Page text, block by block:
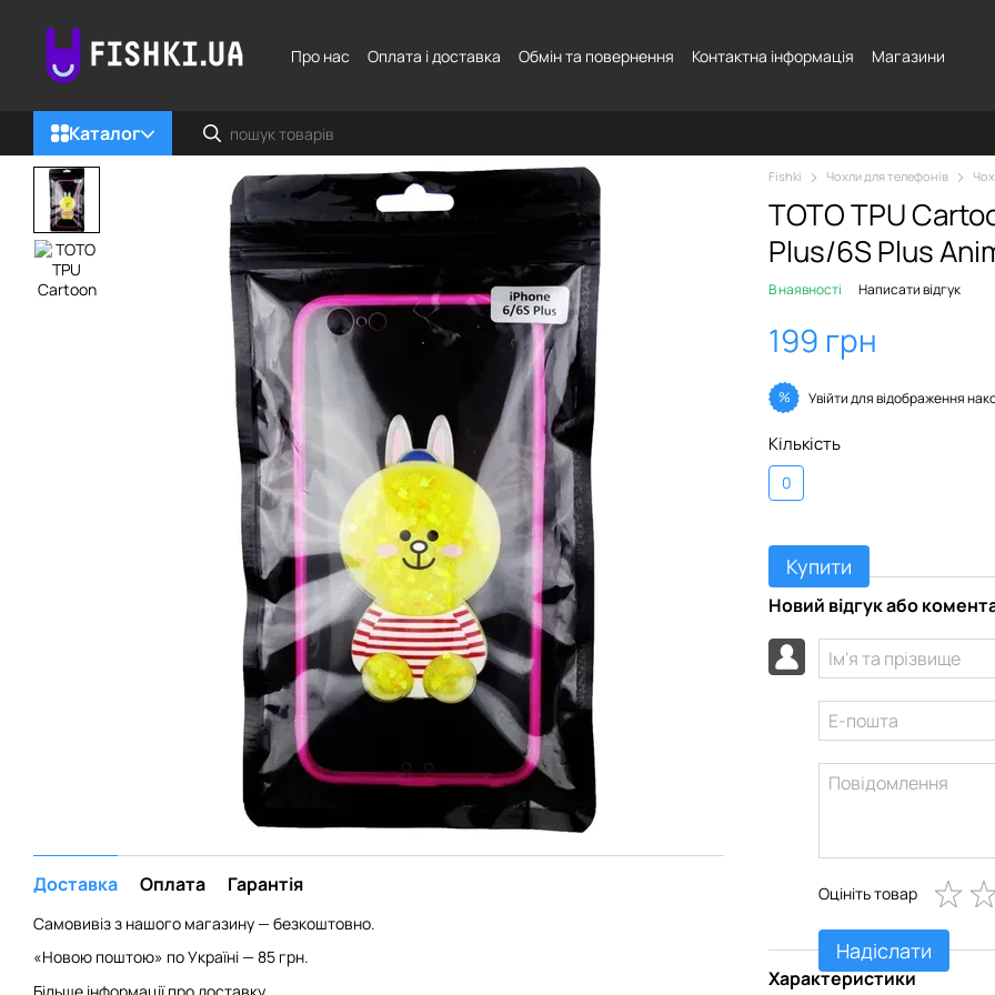
Про нас
Оплата і доставка Обмін та повернення Контактна інформація Магазини
Каталог
Доставка Оплата Гарантія
Самовивіз з нашого магазину — безкоштовно.
«Новою поштою» по Україні — 85 грн.
Fishki Чохли для телефонів
TOTO TPU
Plus/6S Plus
В наявності Написати відгук
199 грн
% Увійтидля відображення
Кількість
0
Купити
Новий відгук або
Оцініть товар
Надіслати
Характеристики